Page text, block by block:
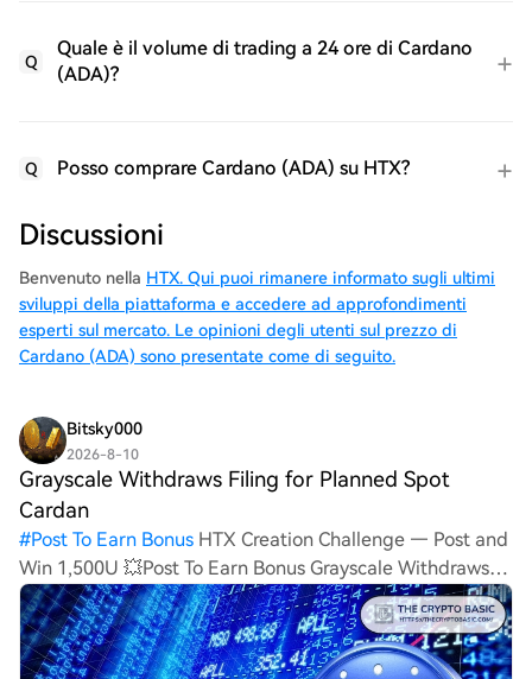
Q
Quale è il volume di trading a 24 ore di Cardano
(ADA)?
Q Posso comprare Cardano (ADA) su HTX?
Discussioni
Benvenuto nella HTX. Qui puoi rimanere informato sugli ultimi
sviluppi della piattaforma e accedere ad approfondimenti
esperti sul mercato. Le opinioni degli utenti sul prezzo di
Cardano (ADA) sono presentate come di seguito.
Bitsky000
2026-8-10
Grayscale Withdraws Filing for Planned Spot
Cardan
#Post To Earn Bonus HTX Creation Challenge — Post and
Win 1,500U 💥Post To Earn Bonus Grayscale Withdraws
Filing for Planned Spot Cardano ETFGrayscale has
withdrawn its registration statement for a planned spot
Cardano ET